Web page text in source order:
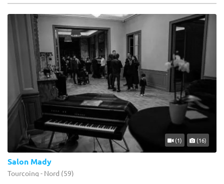
(1) (16)
Salon Mady
Tourcoing - Nord (59)